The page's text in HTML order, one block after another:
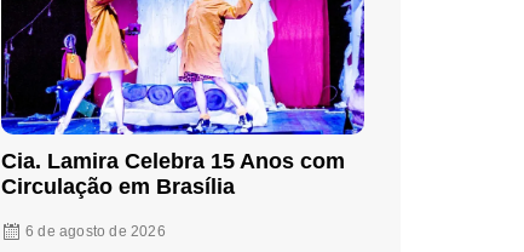
Cia. Lamira Celebra 15 Anos com
Circulação em Brasília
6 de agosto de 2026